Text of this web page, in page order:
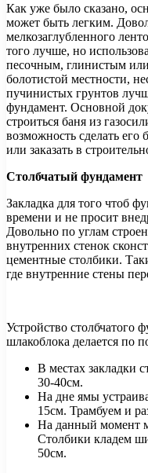
Как уже было сказано,
может быть легким.
мелкозаглубленного
того лучше, но
песочным, глинистым
болотистой местности,
пучинистых грунтов
фундамент. Основной
строиться баня из
возможность сделать его
или заказать в
Столбчатый фундамент
Закладка для того чтоб
времени и не просит
Довольно по углам
внутренних стенок
цементные столбики.
где внутренние стены
Устройство столбчатого
шлакоблока делается по
В местах закладки
30-40см.
На дне ямы
15см. Трамбуем и
На данный момент
Столбики кладем
50см.